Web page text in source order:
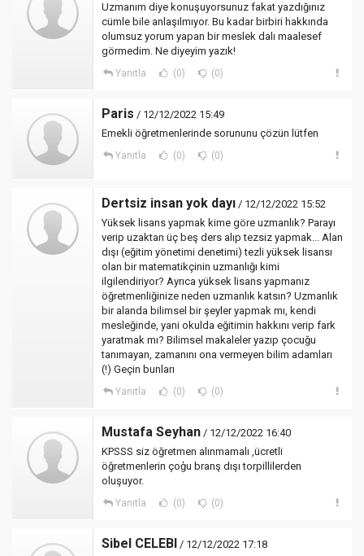
Uzmanım diye konuşuyorsunuz fakat yazdığınız
cümle bile anlaşılmıyor. Bu kadar birbiri hakkında
olumsuz yorum yapan bir meslek dalı maalesef
görmedim. Ne diyeyim yazık!
Yanıtla (0) (0)
Paris / 12/12/2022 15:49
Emekli öğretmenlerinde sorununu çözün lütfen
Yanıtla (0) (0)
Dertsiz insan yok dayı / 12/12/2022 15:52
Yüksek lisans yapmak kime göre uzmanlık? Parayı
verip uzaktan üç beş ders alıp tezsiz yapmak... Alan
dışı (eğitim yönetimi denetimi) tezli yüksek lisansı
olan bir matematikçinin uzmanlığı kimi
ilgilendiriyor? Ayrıca yüksek lisans yapmanız
öğretmenliğinize neden uzmanlık katsın? Uzmanlık
bir alanda bilimsel bir şeyler yapmak mı, kendi
mesleğinde, yani okulda eğitimin hakkını verip fark
yaratmak mı? Bilimsel makaleler yazıp çocuğu
tanımayan, zamanını ona vermeyen bilim adamları
(!) Geçin bunları
Yanıtla (0) (0)
Mustafa Seyhan / 12/12/2022 16:40
KPSSS siz öğretmen alınmamalı ,ücretli
öğretmenlerin çoģu branş dışı torpillilerden
oluşuyor.
Yanıtla (0) (0)
Sibel CELEBI / 12/12/2022 17:18